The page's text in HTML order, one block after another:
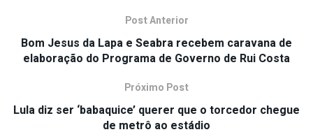
Post Anterior
Bom Jesus da Lapa e Seabra recebem caravana de
elaboração do Programa de Governo de Rui Costa
Próximo Post
Lula diz ser ‘babaquice’ querer que o torcedor chegue
de metrô ao estádio